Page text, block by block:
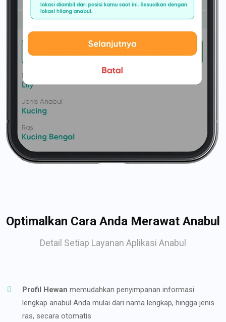
Optimalkan Cara Anda Merawat Anabul
Detail Setiap Layanan Aplikasi Anabul
Profil Hewan memudahkan penyimpanan informasi
lengkap anabul Anda mulai dari nama lengkap, hingga jenis
ras, secara otomatis.